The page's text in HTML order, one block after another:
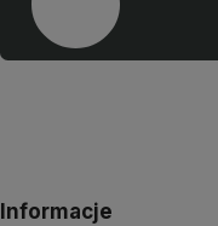
Informacje